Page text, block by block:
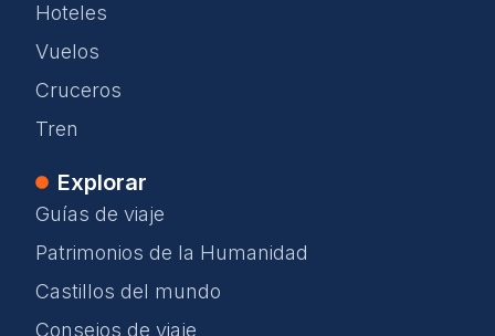
Hoteles
Vuelos
Cruceros
Tren
Explorar
Guías de viaje
Patrimonios de la Humanidad
Castillos del mundo
Consejos de viaje